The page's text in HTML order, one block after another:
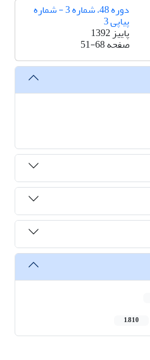
دوره 48، شماره 3 - شماره
پیاپی 3
پاییز 1392
صفحه51-68
1,810